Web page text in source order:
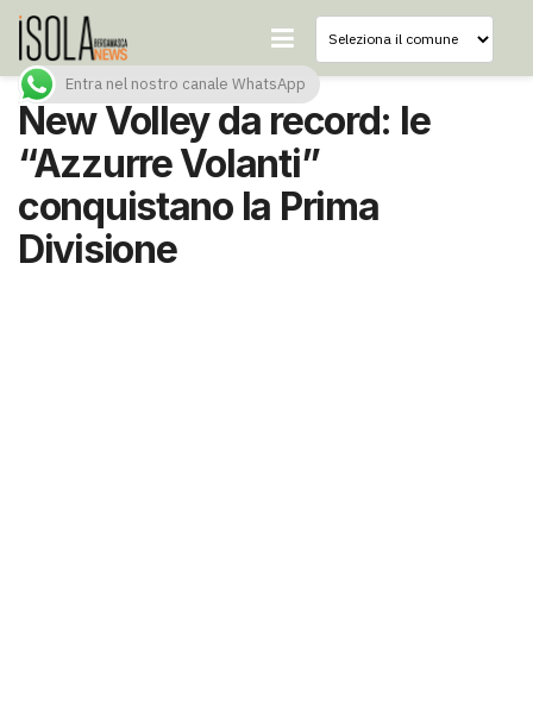
New Volley da record: le
“Azzurre Volanti”
conquistano la Prima
Divisione
Entra nel nostro canale WhatsApp